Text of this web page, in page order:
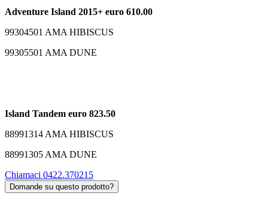
Adventure Island 2015+ euro 610.00
99304501 AMA HIBISCUS
99305501 AMA DUNE
Island Tandem euro 823.50
88991314 AMA HIBISCUS
88991305 AMA DUNE
Chiamaci 0422.370215
Domande su questo prodotto?